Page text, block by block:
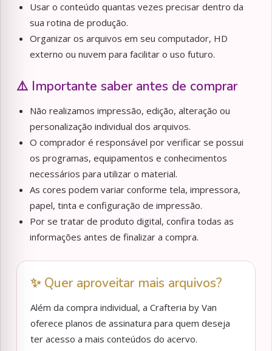
Usar o conteúdo quantas vezes precisar dentro da
sua rotina de produção.
Organizar os arquivos em seu computador, HD
externo ou nuvem para facilitar o uso futuro.
⚠️ Importante saber antes de comprar
Não realizamos impressão, edição, alteração ou
personalização individual dos arquivos.
O comprador é responsável por verificar se possui
os programas, equipamentos e conhecimentos
necessários para utilizar o material.
As cores podem variar conforme tela, impressora,
papel, tinta e configuração de impressão.
Por se tratar de produto digital, confira todas as
informações antes de finalizar a compra.
✨ Quer aproveitar mais arquivos?
Além da compra individual, a Crafteria by Van
oferece planos de assinatura para quem deseja
ter acesso a mais conteúdos do acervo.